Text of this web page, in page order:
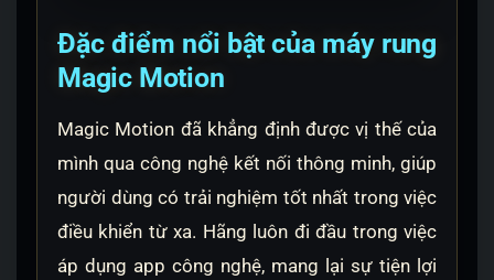
Đặc điểm nổi bật của máy rung
Magic Motion
Magic Motion đã khẳng định được vị thế của
mình qua công nghệ kết nối thông minh, giúp
người dùng có trải nghiệm tốt nhất trong việc
điều khiển từ xa. Hãng luôn đi đầu trong việc
áp dụng app công nghệ, mang lại sự tiện lợi